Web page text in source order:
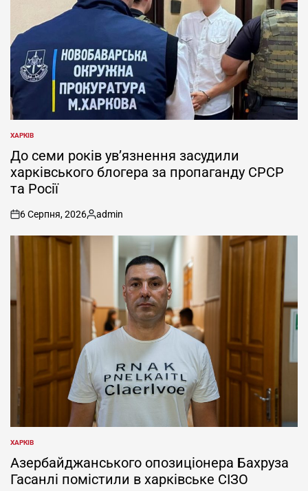
ОПУБЛІКУВАТИ
У
ХАРКІВ
До семи років ув’язнення засудили
харківського блогера за пропаганду СРСР
та Росії
on
6 Серпня, 2026
Опубліковано
admin
ОПУБЛІКУВАТИ
ХАРКІВ
Азербайджанського опозиціонера Бахруза
Гасанлі помістили в харківське СІЗО